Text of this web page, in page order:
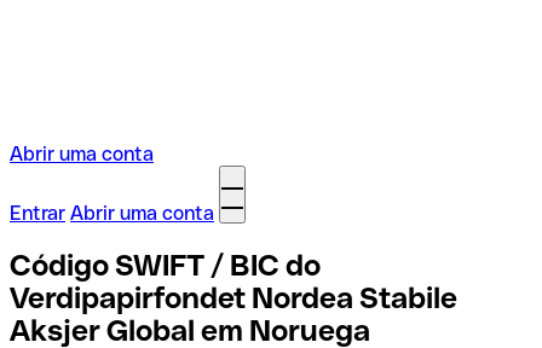
Abrir uma conta
Entrar Abrir uma conta
Código SWIFT / BIC do
Verdipapirfondet Nordea Stabile
Aksjer Global em Noruega